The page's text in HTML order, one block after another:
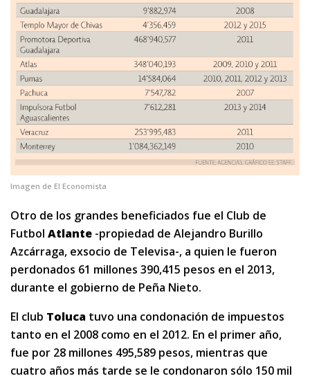
Imagen de El Economista
Otro de los grandes beneficiados fue el Club de
Futbol Atlante -propiedad de Alejandro Burillo
Azcárraga, exsocio de Televisa-, a quien le fueron
perdonados 61 millones 390,415 pesos en el 2013,
durante el gobierno de Peña Nieto.
El club Toluca tuvo una condonación de impuestos
tanto en el 2008 como en el 2012. En el primer año,
fue por 28 millones 495,589 pesos, mientras que
cuatro años más tarde se le condonaron sólo 150 mil